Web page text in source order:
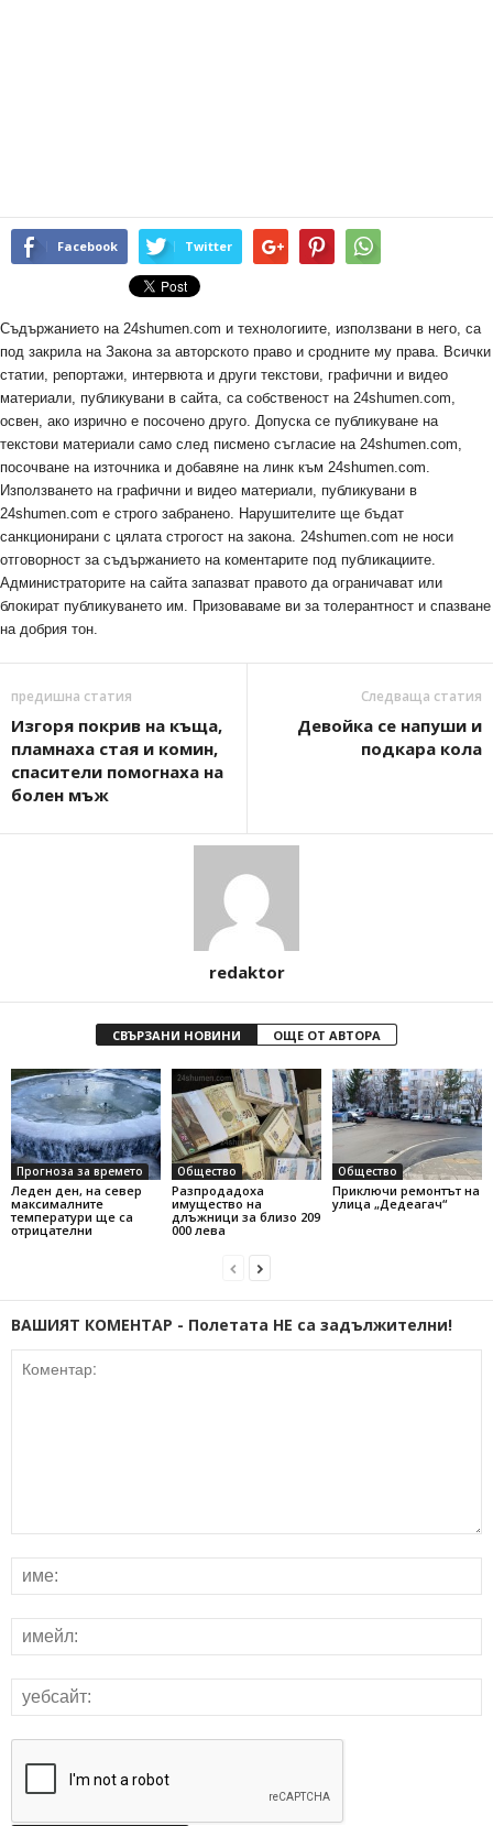
Facebook Twitter
Съдържанието на 24shumen.com и технологиите, използвани в него, са
под закрила на Закона за авторското право и сродните му права. Всички
статии, репортажи, интервюта и други текстови, графични и видео
материали, публикувани в сайта, са собственост на 24shumen.com,
освен, ако изрично е посочено друго. Допуска се публикуване на
текстови материали само след писмено съгласие на 24shumen.com,
посочване на източника и добавяне на линк към 24shumen.com.
Използването на графични и видео материали, публикувани в
24shumen.com е строго забранено. Нарушителите ще бъдат
санкционирани с цялата строгост на закона. 24shumen.com не носи
отговорност за съдържанието на коментарите под публикациите.
Администраторите на сайта запазват правото да ограничават или
блокират публикуването им. Призоваваме ви за толерантност и спазване
на добрия тон.
предишна статия
Изгоря покрив на къща,
пламнаха стая и комин,
спасители помогнаха на
болен мъж
Следваща статия
Девойка се напуши и
подкара кола
redaktor
СВЪРЗАНИ НОВИНИ ОЩЕ ОТ АВТОРА
Прогноза за времето
Леден ден, на север
максималните
температури ще са
отрицателни
Общество
Разпродадоха
имущество на
длъжници за близо 209
000 лева
Общество
Приключи ремонтът на
улица „Дедеагач“
ВАШИЯТ КОМЕНТАР - Полетата НЕ са задължителни!